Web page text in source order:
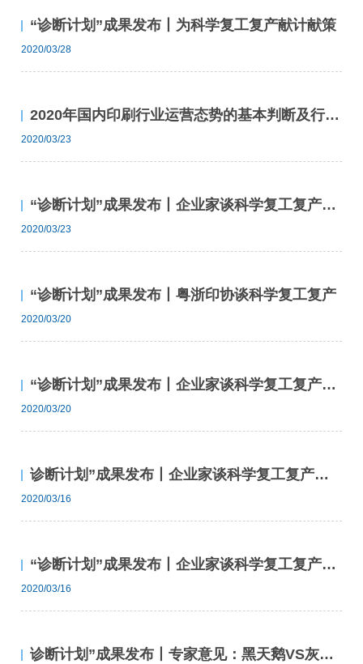
“诊断计划”成果发布丨为科学复工复产献计献策
2020/03/28
2020年国内印刷行业运营态势的基本判断及行业发展的若干思考
2020/03/23
“诊断计划”成果发布丨企业家谈科学复工复产（七）
2020/03/23
“诊断计划”成果发布丨粤浙印协谈科学复工复产
2020/03/20
“诊断计划”成果发布丨企业家谈科学复工复产（六）
2020/03/20
诊断计划”成果发布丨企业家谈科学复工复产（五）
2020/03/16
“诊断计划”成果发布丨企业家谈科学复工复产（五）
2020/03/16
诊断计划”成果发布丨专家意见：黑天鹅VS灰犀牛，疫后时代印刷包装行业的危机应对思考